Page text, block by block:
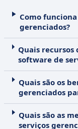
Como
gerenciados?
Quais
software de
Quais são os
gerenciados
Quais são as
serviços